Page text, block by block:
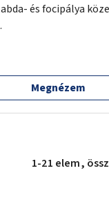
és focipálya
Megnézem
1-21 elem,